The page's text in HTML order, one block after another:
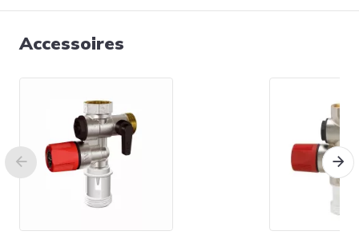
Accessoires